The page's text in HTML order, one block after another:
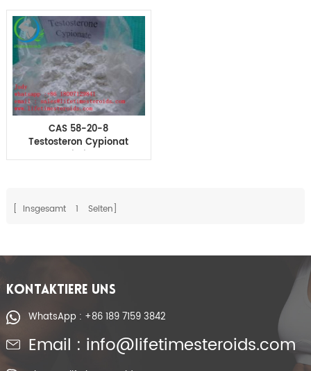
CAS 58-20-8
Testosteron Cypionat
Bodybuilding zum
[ Insgesamt 1 Seiten]
KONTAKTIERE UNS
WhatsApp : +86 189 7159 3842
Email : info@lifetimesteroids.com